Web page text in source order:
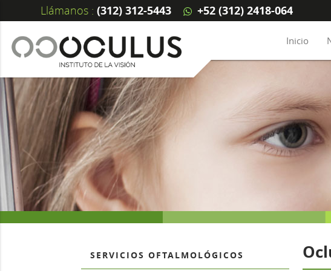
Llámanos :(312) 312-5443 +52 (312) 2418-064
Inicio
SERVICIOS OFTALMOLÓGICOS